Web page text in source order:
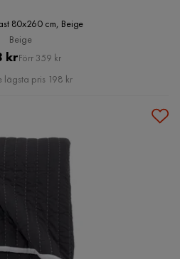
80x260 cm, Beige
Beige
Pris
krOriginal
Pris
Förr 359 kr
lägsta pris 198 kr